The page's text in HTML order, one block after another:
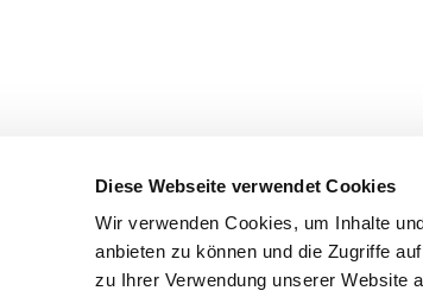
Diese Webseite verwendet Cookies
Wir verwenden Cookies, um Inhalte
anbieten zu können und die Zugriffe
zu Ihrer Verwendung unserer Website